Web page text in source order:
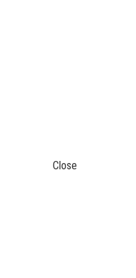
Close